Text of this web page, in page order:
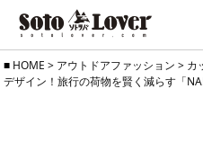
Skip
to
HOME > アウトドアファッション > カ
デザイン！旅行の荷物を賢く減らす「